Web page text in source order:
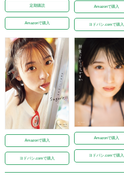
定期購読
Amazonで購入
Amazonで購入
ヨドバシ.comで購入
Amazonで購入
ヨドバシ.comで購入
Amazonで購入
ヨドバシ.comで購入